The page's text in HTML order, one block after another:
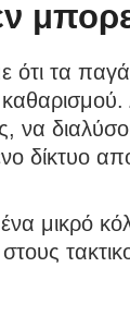
ότι τα
να
δίκτυο
μικρό